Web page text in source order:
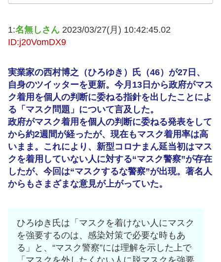
1:名無しさん 2023/03/27(月) 10:42:45.02
ID:j20VomDX9
実業家の西村博之（ひろゆき）氏（46）が27日、
自身のツイッターを更新。今月13日から政府がマス
ク着用を個人の判断に委ねる指針を出したことによ
る「マスク問題」について言及した。
政府がマスク着用を個人の判断に委ねる発表をして
から約2週間が経ったが、現在もマスク着用率は高
いまま。これにより、新型コロナまん延当初はマス
クを着用していない人に対する“マスク警察”が存在
したが、今回は“マスクするな警察”が出現。著名人
からもさまざまな意見が上がっていた。
ひろゆき氏は「マスクを着けない人にマスク
を強要するのは、感染対策で必要な時もあ
る」と、“マスク警察”には理解を示した上で
「マスクを外したくない人に脱マスクを強要